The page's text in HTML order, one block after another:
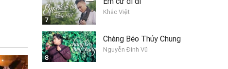
7
Khắc Việt
8
Chàng Béo Thủy Chung
Nguyễn Đình Vũ